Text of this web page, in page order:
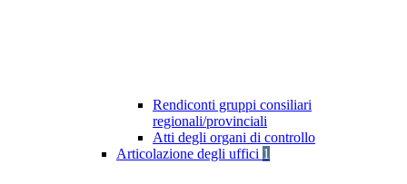
Rendiconti gruppi consiliari
regionali/provinciali
Atti degli organi di controllo
Articolazione degli uffici 1